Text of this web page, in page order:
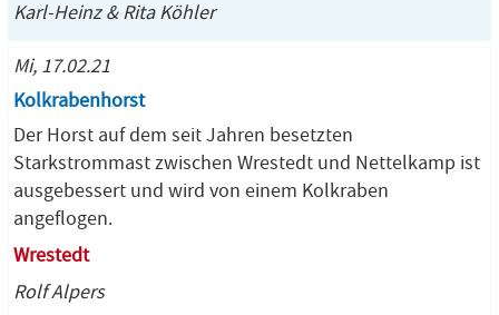
Karl-Heinz & Rita Köhler
Mi, 17.02.21
Kolkrabenhorst
Der Horst auf dem seit Jahren besetzten
Starkstrommast zwischen Wrestedt und Nettelkamp ist
ausgebessert und wird von einem Kolkraben
angeflogen.
Wrestedt
Rolf Alpers